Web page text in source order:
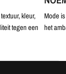
kleur,
tegen een
Mode
het